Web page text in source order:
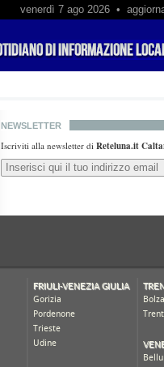
venerdì 7 ago 2026 •
NEWSLETTER
Iscriviti alla newsletter di Reteluna.it